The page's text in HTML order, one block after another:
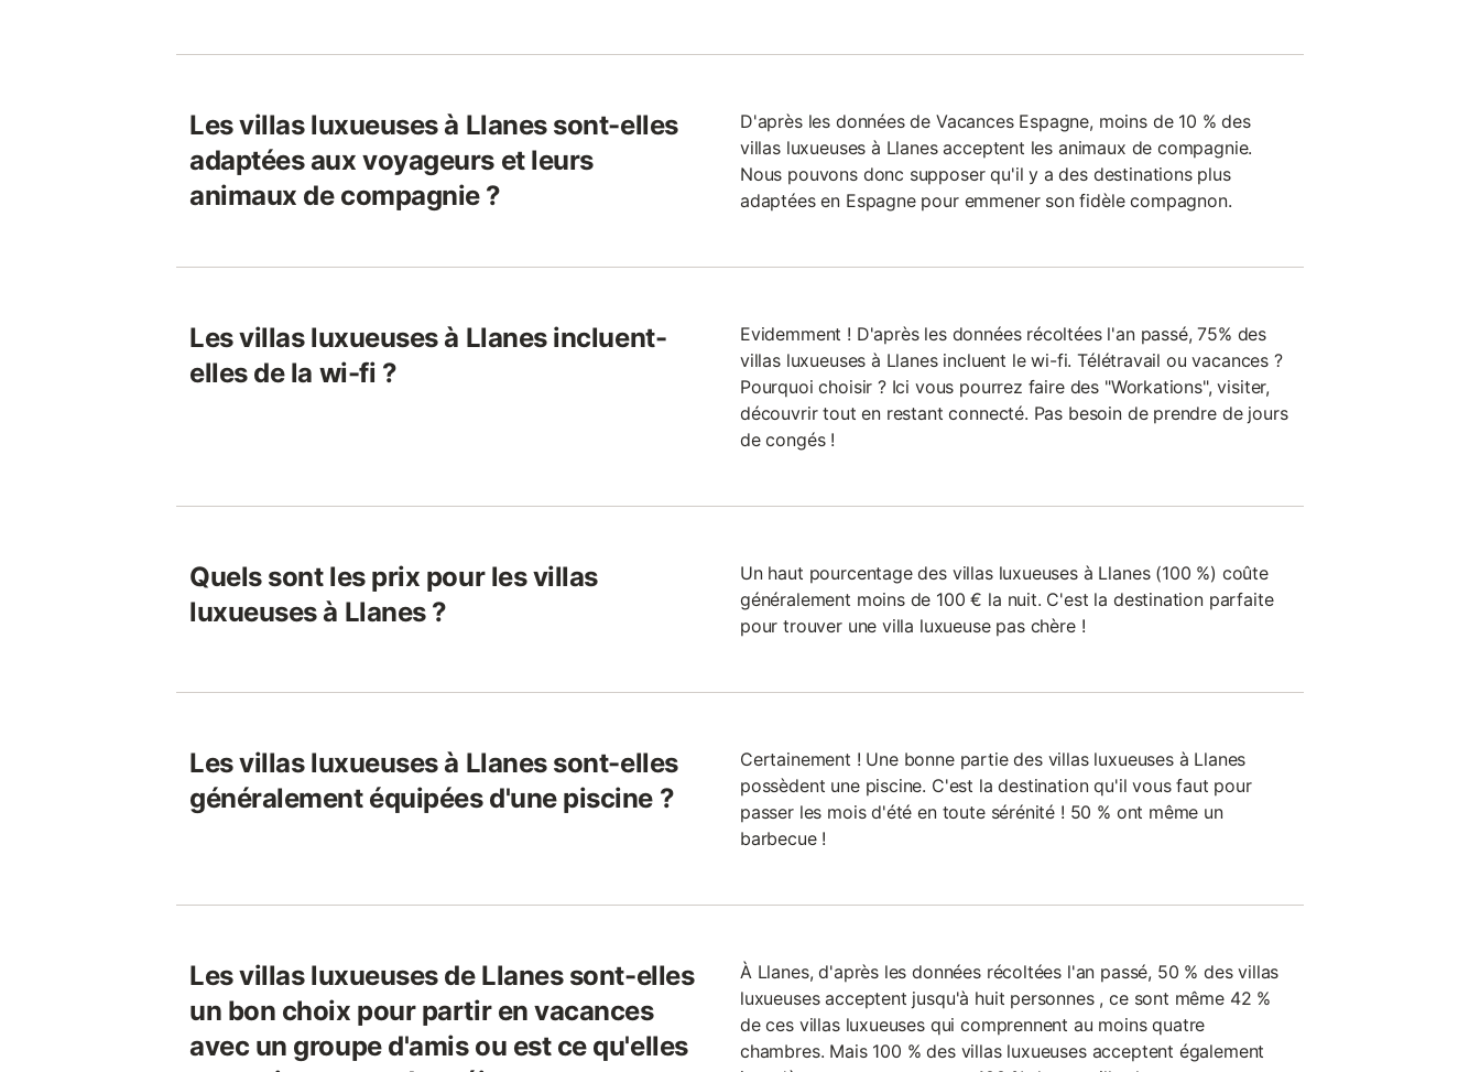
Les villas luxueuses à Llanes sont-elles
adaptées aux voyageurs et leurs
animaux de compagnie ?
D'après les données de Vacances Espagne, moins de 10 % des
villas luxueuses à Llanes acceptent les animaux de compagnie.
Nous pouvons donc supposer qu'il y a des destinations plus
adaptées en Espagne pour emmener son fidèle compagnon.
Les villas luxueuses à Llanes incluent-
elles de la wi-fi ?
Evidemment ! D'après les données récoltées l'an passé, 75% des
villas luxueuses à Llanes incluent le wi-fi. Télétravail ou vacances ?
Pourquoi choisir ? Ici vous pourrez faire des "Workations", visiter,
découvrir tout en restant connecté. Pas besoin de prendre de jours
de congés !
Quels sont les prix pour les villas
luxueuses à Llanes ?
Un haut pourcentage des villas luxueuses à Llanes (100 %) coûte
généralement moins de 100 € la nuit. C'est la destination parfaite
pour trouver une villa luxueuse pas chère !
Les villas luxueuses à Llanes sont-elles
généralement équipées d'une piscine ?
Certainement ! Une bonne partie des villas luxueuses à Llanes
possèdent une piscine. C'est la destination qu'il vous faut pour
passer les mois d'été en toute sérénité ! 50 % ont même un
barbecue !
Les villas luxueuses de Llanes sont-elles
un bon choix pour partir en vacances
avec un groupe d'amis ou est ce qu'elles
À Llanes, d'après les données récoltées l'an passé, 50 % des villas
luxueuses acceptent jusqu'à huit personnes , ce sont même 42 %
de ces villas luxueuses qui comprennent au moins quatre
chambres. Mais 100 % des villas luxueuses acceptent également